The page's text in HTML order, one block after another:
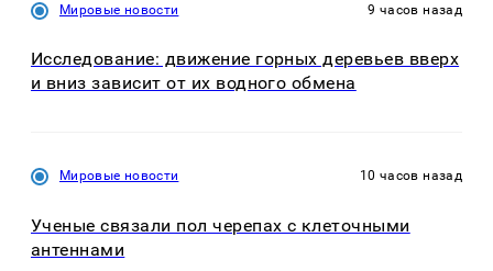
Мировые новости 9 часов назад
Исследование: движение горных деревьев вверх
и вниз зависит от их водного обмена
Мировые новости 10 часов назад
Ученые связали пол черепах с клеточными
антеннами